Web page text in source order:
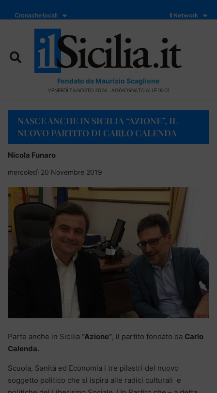
Cronache locali Il Network
Fondato da Maurizio Scaglione
VENERDÌ 7 AGOSTO 2026 - AGGIORNATO ALLE 18:01
NASCE ANCHE IN SICILIA “AZIONE”, IL
NUOVO PARTITO DI CARLO CALENDA
Nicola Funaro
mercoledì 20 Novembre 2019
Parte anche in Sicilia “Azione”, il partito fondato da Carlo
Calenda.
Scuola, Sanità ed Economia i tre pilastri del nuovo
soggetto politico che si ispira alle radici culturali e